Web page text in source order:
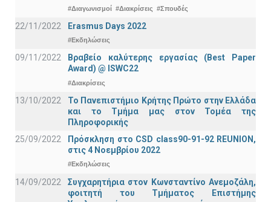
#Διαγωνισμοί #Διακρίσεις #Σπουδές
22/11/2022 Erasmus Days 2022
#Εκδηλώσεις
09/11/2022
Βραβείο καλύτερης εργασίας (Best Paper
Award) @ ISWC22
#Διακρίσεις
13/10/2022
Το Πανεπιστήμιο Κρήτης Πρώτο στην Ελλάδα
και το Τμήμα μας στον Τομέα της
Πληροφορικής
25/09/2022
Πρόσκληση στο CSD class90-91-92 REUNION,
στις 4 Νοεμβρίου 2022
#Εκδηλώσεις
14/09/2022
Συγχαρητήρια στον Κωνσταντίνο Ανεμοζάλη,
φοιτητή του Τμήματος Επιστήμης